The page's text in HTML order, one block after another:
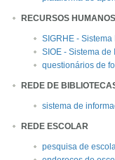
RECURSOS HUMANOS
SIGRHE -
SIOE - Sistema
questionários de
REDE DE
sistema de
REDE ESCOLAR
pesquisa de